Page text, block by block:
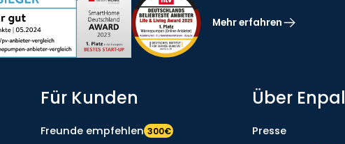
Mehr erfahren
Für Kunden
Freunde empfehlen 300€
Über Enpal
Presse